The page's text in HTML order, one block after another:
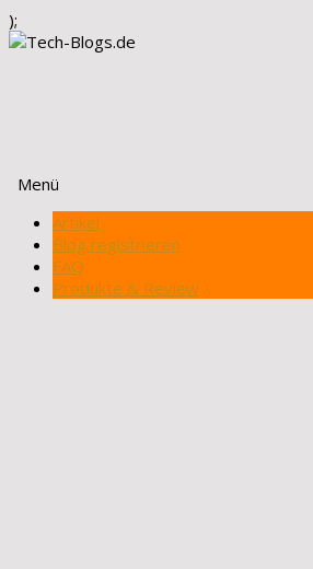
);
Menü
Zum
Inhalt
springen
Artikel
Blog registrieren
FAQ
Produkte & Review